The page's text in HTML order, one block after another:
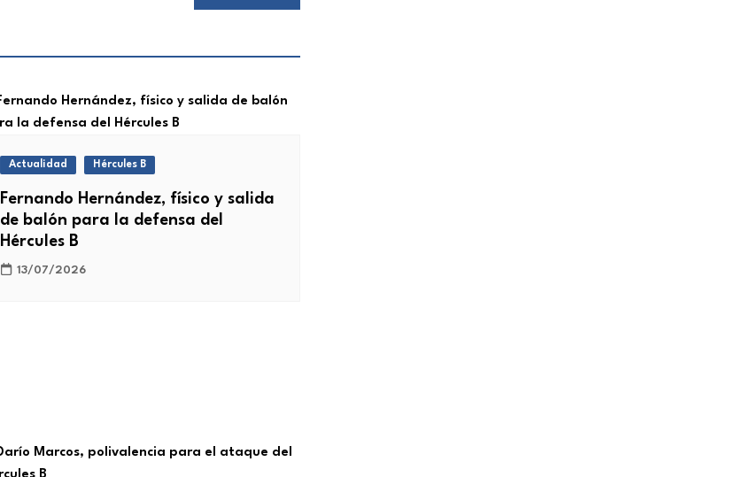
Actualidad Hércules B
Fernando Hernández, físico y salida
de balón para la defensa del
Hércules B
13/07/2026